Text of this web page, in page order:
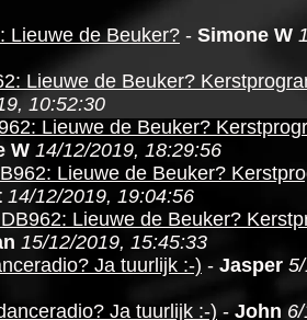
Lieuwe de Beuker? - Simone W
Lieuwe de Beuker?
10:52:30
Lieuwe de Beuker?
W 14/12/2019, 18:29:56
Lieuwe de Beuker?
14/12/2019, 19:04:56
Lieuwe de Beuker?
15/12/2019, 15:45:33
Ja tuurlijk :-) - Jasper
Ja tuurlijk :-) - John